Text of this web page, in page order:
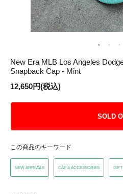
New Era MLB Los Angeles
Snapback Cap - Mint
12,650円(税込)
SOLD
この商品のキーワード
NEW ARRIVALS CAP & ACCESSORIES GIFT